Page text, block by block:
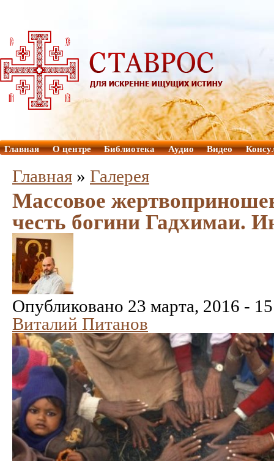
Главная О центре Библиотека Аудио Видео
Главная » Галерея
Массовое
честь богини Гадхимаи.
Опубликовано 23 марта, 2016 -
Виталий Питанов